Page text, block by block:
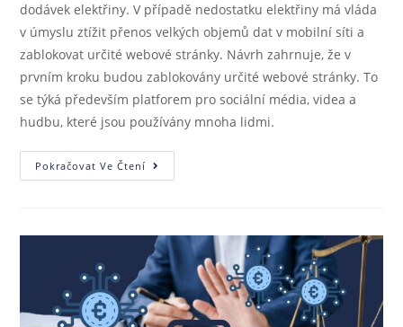
dodávek elektřiny. V případě nedostatku elektřiny má vláda
v úmyslu ztížit přenos velkých objemů dat v mobilní síti a
zablokovat určité webové stránky. Návrh zahrnuje, že v
prvním kroku budou zablokovány určité webové stránky. To
se týká především platforem pro sociální média, videa a
hudbu, které jsou používány mnoha lidmi.
Pokračovat Ve Čtení